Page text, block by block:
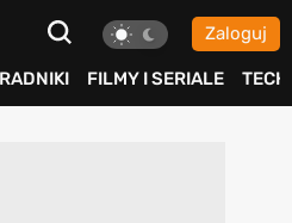
Zaloguj
FILMY I SERIALE TECH